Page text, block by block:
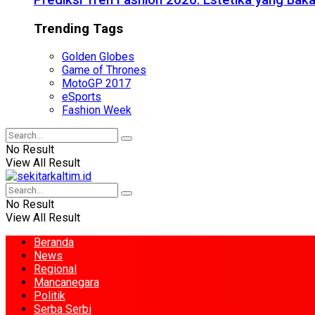
Trending Tags
Golden Globes
Game of Thrones
MotoGP 2017
eSports
Fashion Week
No Result
View All Result
No Result
View All Result
Beranda
News
Regional
Mancanegara
Politik
Serba Serbi